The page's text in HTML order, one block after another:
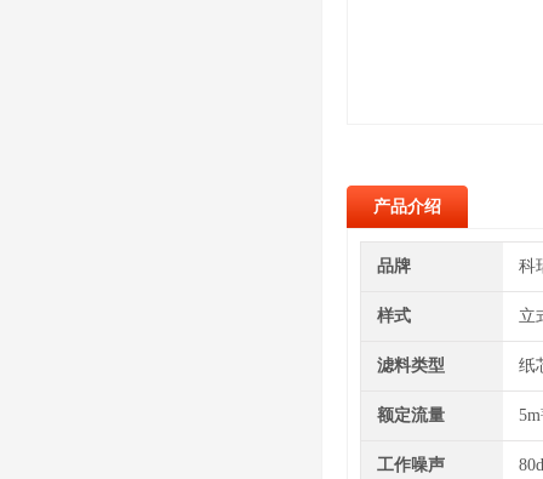
产品介绍
品牌 科
样式 立
滤料类型 纸
额定流量
工作噪声